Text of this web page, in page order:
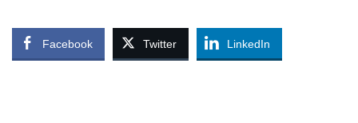
Facebook Twitter LinkedIn